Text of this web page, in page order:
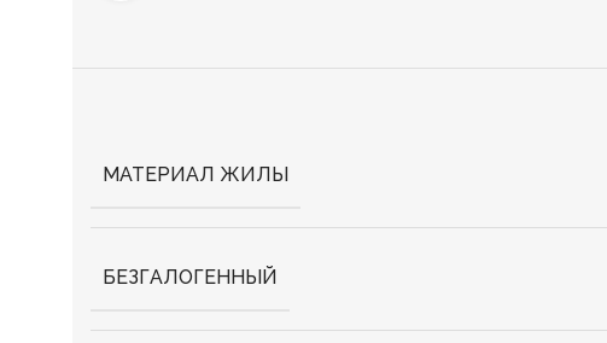
МАТЕРИАЛ ЖИЛЫ
БЕЗГАЛОГЕННЫЙ